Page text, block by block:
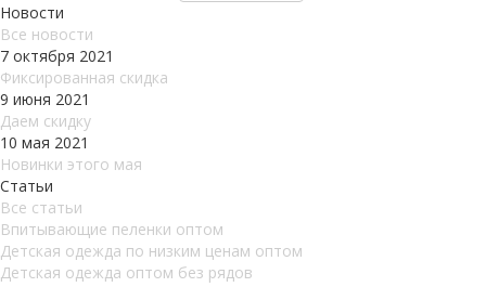
Новости
Все новости
7 октября 2021
Фиксированная скидка
9 июня 2021
Даем скидку
10 мая 2021
Новинки этого мая
Статьи
Все статьи
Впитывающие пеленки оптом
Детская одежда по низким ценам оптом
Детская одежда оптом без рядов